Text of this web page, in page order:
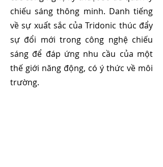
chiếu sáng thông minh. Danh tiếng
về sự xuất sắc của Tridonic thúc đẩy
sự đổi mới trong công nghệ chiếu
sáng để đáp ứng nhu cầu của một
thế giới năng động, có ý thức về môi
trường.